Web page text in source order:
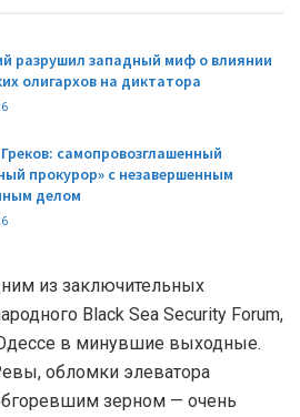
разрушил западный миф о влиянии
олигархов на диктатора
самопровозглашенный
прокурор» с незавершенным
делом
из заключительных
Black Sea Security Forum,
в минувшие выходные.
обломки элеватора
зерном — очень